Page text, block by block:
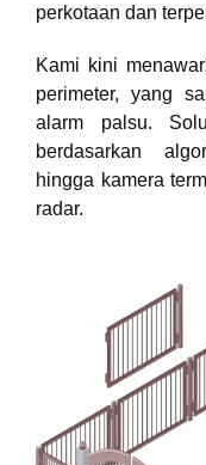
perkotaan dan
Kami kini
perimeter, yang
alarm palsu.
berdasarkan
hingga kamera
radar.